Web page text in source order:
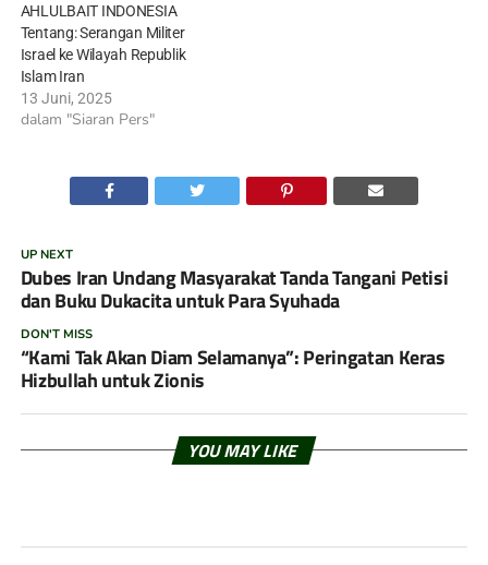
AHLULBAIT INDONESIA
Tentang: Serangan Militer
Israel ke Wilayah Republik
Islam Iran
13 Juni, 2025
dalam "Siaran Pers"
UP NEXT
Dubes Iran Undang Masyarakat Tanda Tangani Petisi
dan Buku Dukacita untuk Para Syuhada
DON'T MISS
“Kami Tak Akan Diam Selamanya”: Peringatan Keras
Hizbullah untuk Zionis
YOU MAY LIKE